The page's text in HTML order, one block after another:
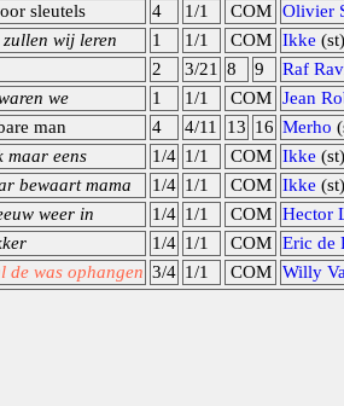
sleutels 4 1/1 COM Olivier
wij leren 1 1/1 COM Ikke (st)
2 3/21 8 9 Raf
we 1 1/1 COM Jean
man 4 4/11 13 16 Merho
maar eens 1/4 1/1 COM Ikke (st)
bewaart mama 1/4 1/1 COM Ikke (st)
weer in 1/4 1/1 COM Hector
1/4 1/1 COM Eric de
de was ophangen 3/4 1/1 COM Willy